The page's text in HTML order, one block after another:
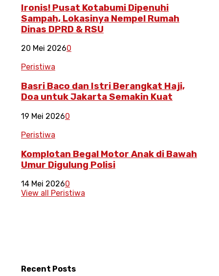
Ironis! Pusat Kotabumi Dipenuhi
Sampah, Lokasinya Nempel Rumah
Dinas DPRD & RSU
20 Mei 20260
Peristiwa
Basri Baco dan Istri Berangkat Haji,
Doa untuk Jakarta Semakin Kuat
19 Mei 20260
Peristiwa
Komplotan Begal Motor Anak di Bawah
Umur Digulung Polisi
14 Mei 20260
View all Peristiwa
Recent Posts